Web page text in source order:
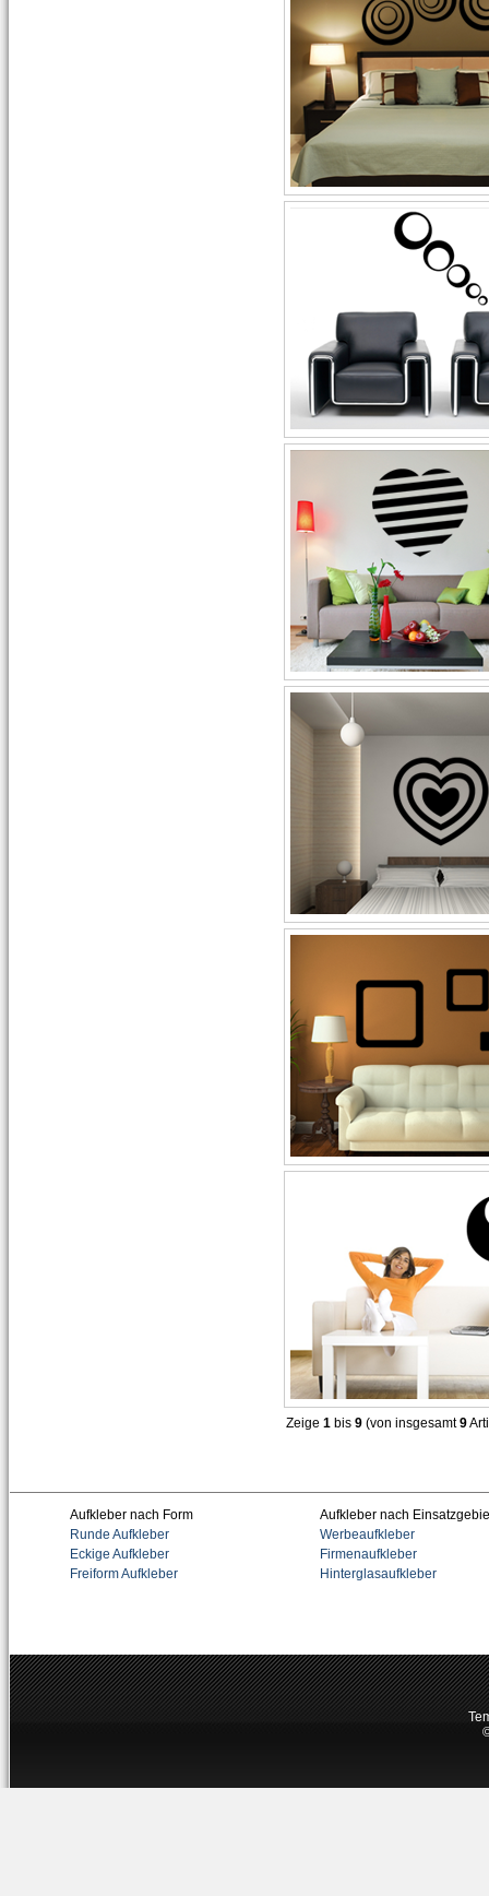
Zeige 1 bis 9 (von insgesamt9
Aufkleber nach Form
Aufkleber nach
Runde Aufkleber
Werbeaufkleber
Eckige Aufkleber
Firmenaufkleber
Freiform Aufkleber
Hinterglasaufkleber